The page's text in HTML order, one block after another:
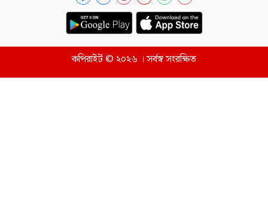
কপিরাইট © ২০২৬ । সর্বস্ব সংরক্ষিত